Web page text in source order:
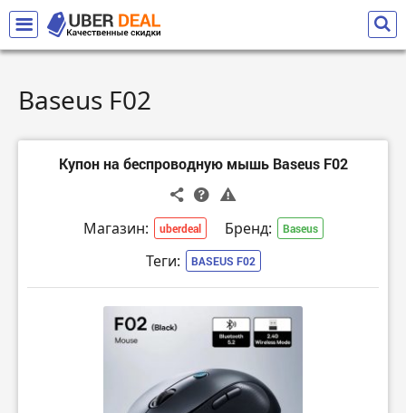
Baseus F02
Купон на беспроводную мышь Baseus F02
Магазин: uberdeal Бренд: Baseus
Теги: BASEUS F02